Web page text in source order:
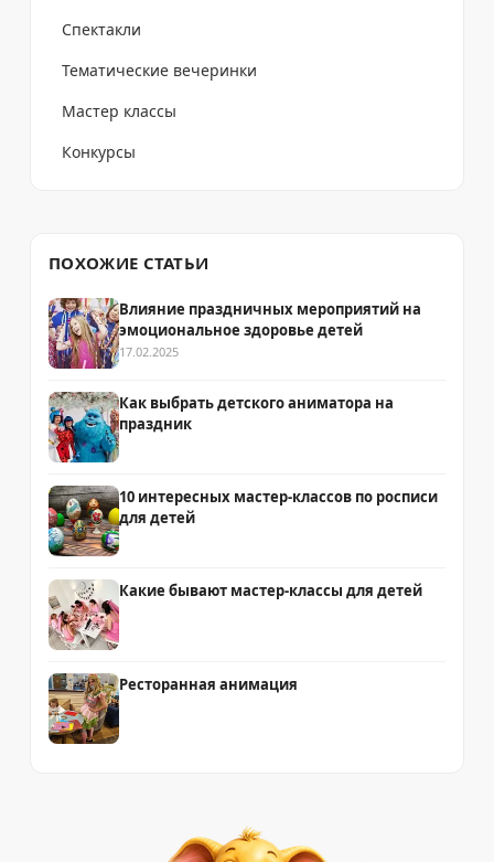
Спектакли
Тематические вечеринки
Мастер классы
Конкурсы
ПОХОЖИЕ СТАТЬИ
Влияние праздничных мероприятий на
эмоциональное здоровье детей
17.02.2025
Как выбрать детского аниматора на
праздник
10 интересных мастер-классов по росписи
для детей
Какие бывают мастер-классы для детей
Ресторанная анимация